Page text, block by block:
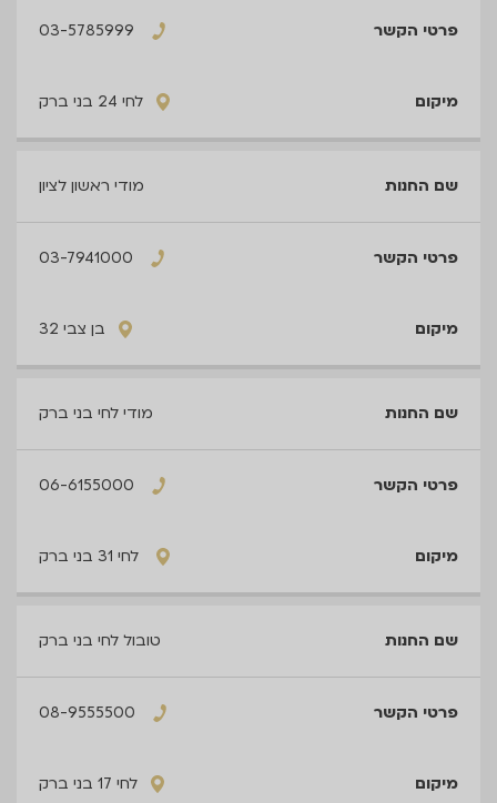
לחי 24 בני ברק
מודי ראשון לציון
בן צבי 32
מודי לחי בני ברק
לחי 31 בני ברק
טובול לחי בני ברק
לחי 17 בני ברק